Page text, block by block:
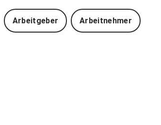
Arbeitgeber Arbeitnehmer